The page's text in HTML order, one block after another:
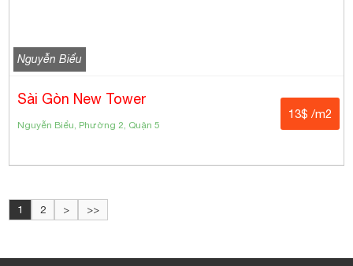
Nguyễn Biểu
Sài Gòn New Tower
Nguyễn Biểu, Phường 2, Quận 5
13$ /m2
1 2 > >>